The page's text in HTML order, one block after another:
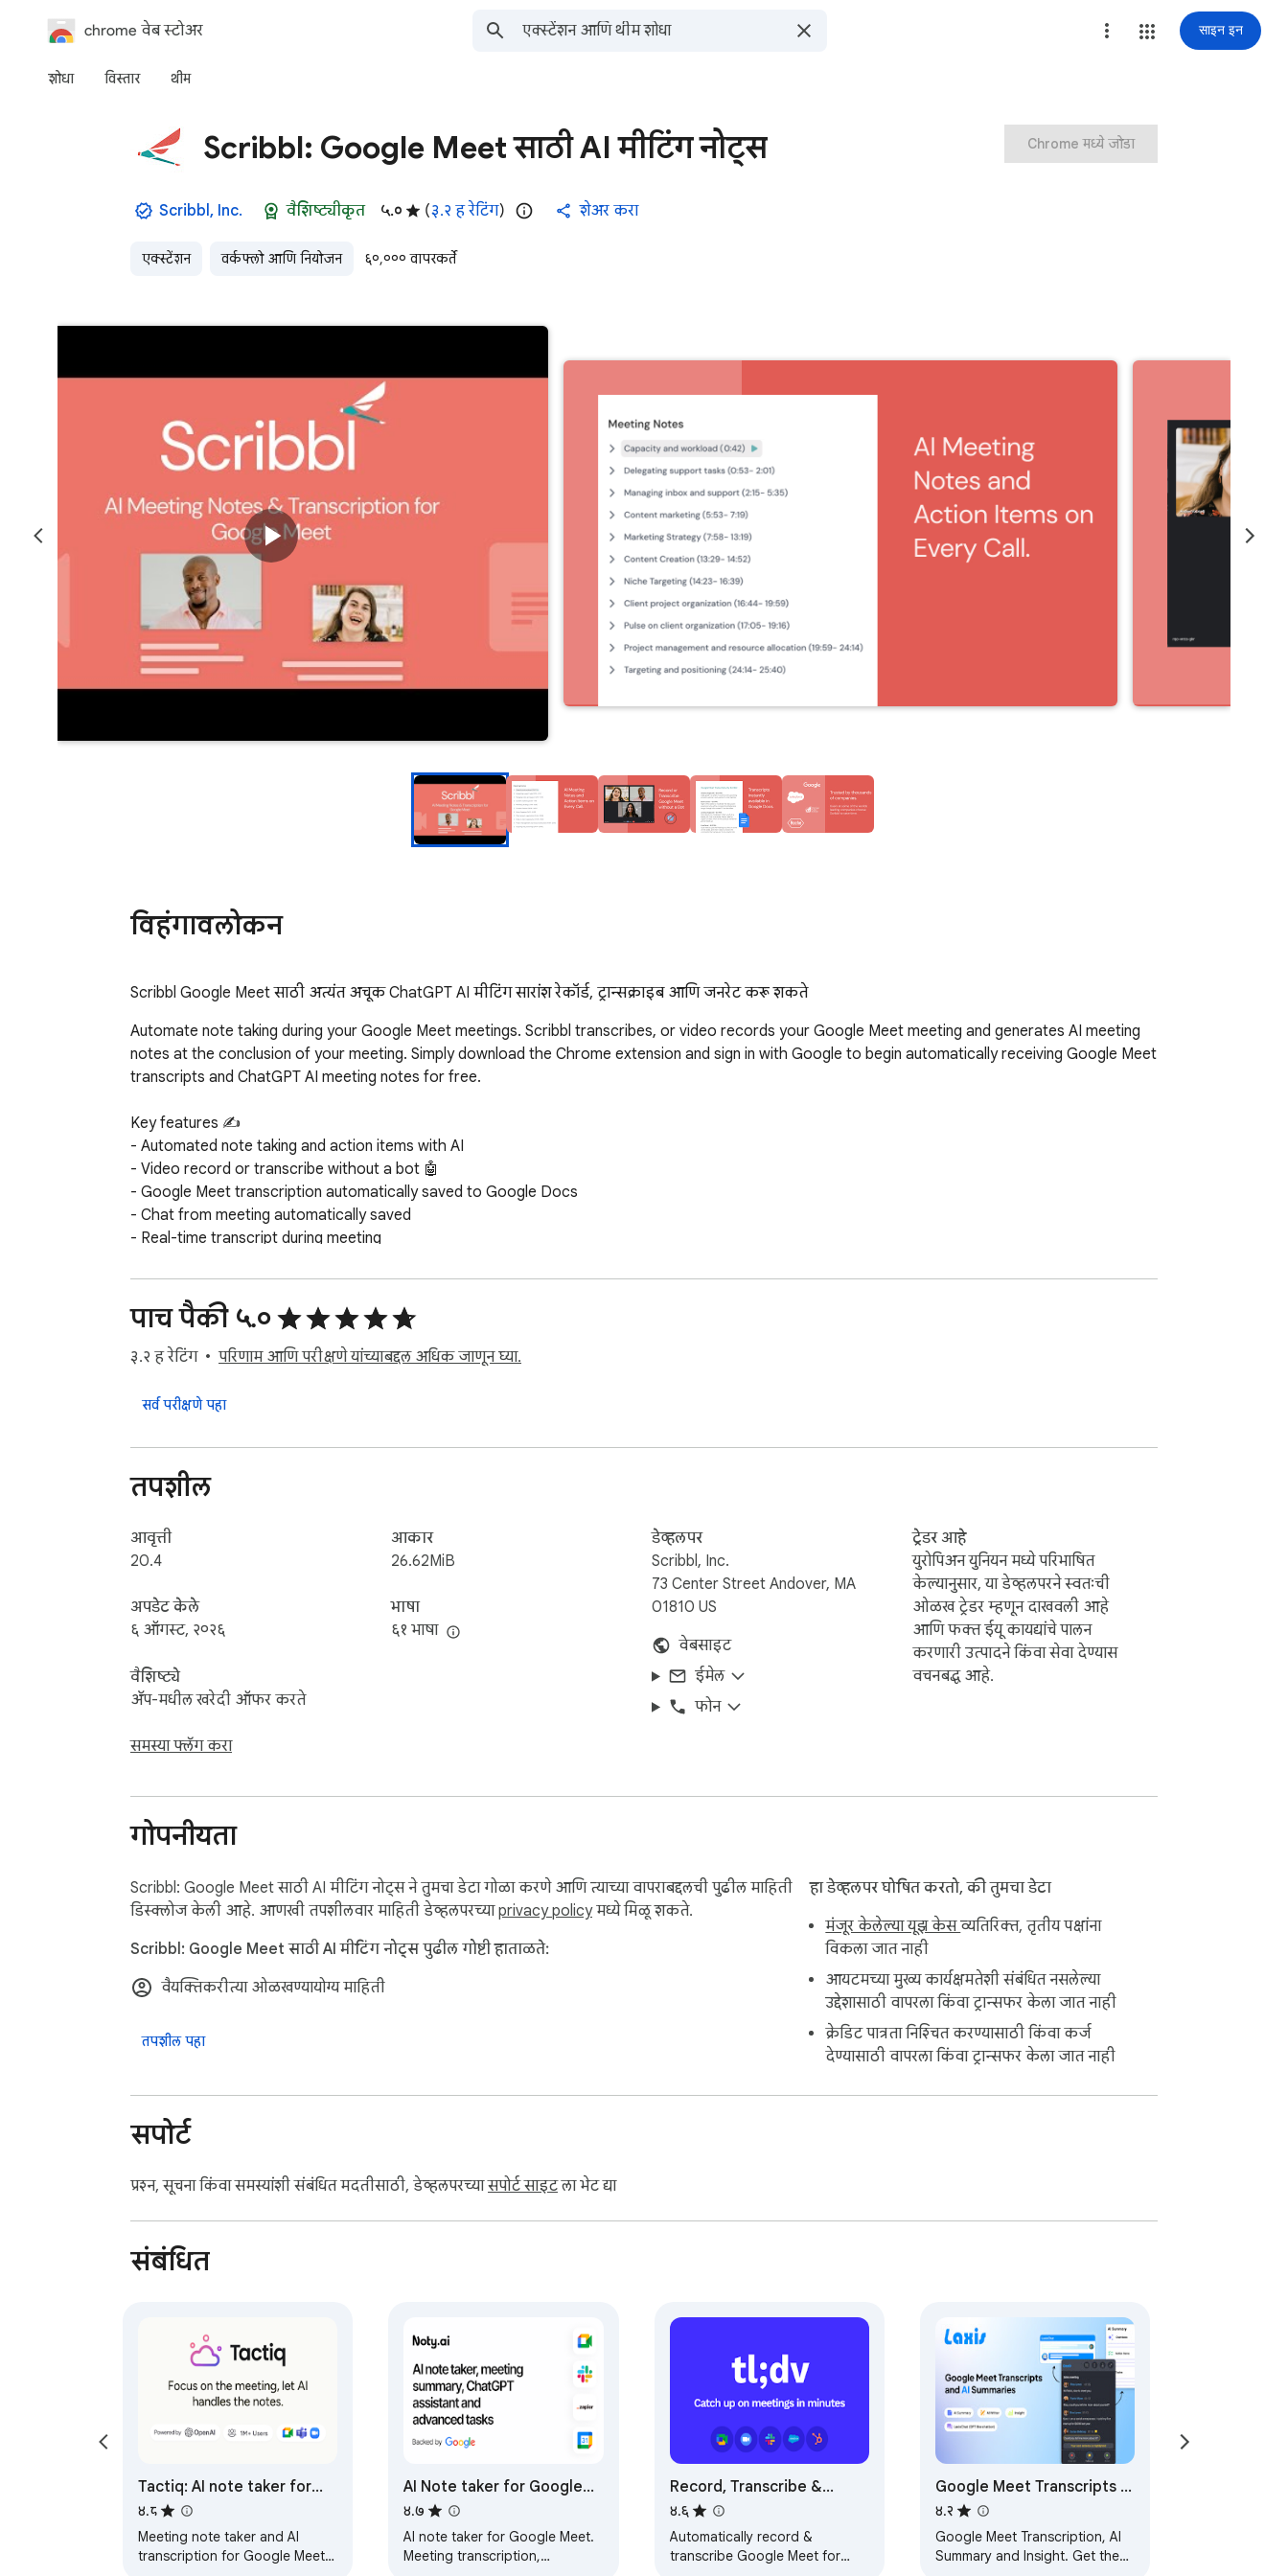
chrome वेब स्टोअर साइन इन
शोधा विस्तार थीम
Scribbl: Google Meet साठी AI मीटिंग नोट्स
Scribbl, Inc. वैशिष्ट्यीकृत ५.० (३.२ ह रेटिंग) शेअर करा
एक्स्टेंशन वर्कफ्लो आणि नियोजन ६०,००० वापरकर्ते
Chrome मध्ये जोडा
विहंगावलोकन
Scribbl Google Meet साठी अत्यंत अचूक ChatGPT AI मीटिंग सारांश रेकॉर्ड, ट्रान्सक्राइब आणि जनरेट करू शकते
Automate note taking during your Google Meet meetings. Scribbl transcribes, or video records your Google Meet meeting and generates AI meeting
notes at the conclusion of your meeting. Simply download the Chrome extension and sign in with Google to begin automatically receiving Google Meet
transcripts and ChatGPT AI meeting notes for free.
Key features ✍️
- Automated note taking and action items with AI
- Video record or transcribe without a bot 🤖
- Google Meet transcription automatically saved to Google Docs
- Chat from meeting automatically saved
- Real-time transcript during meeting
- Find past meetings with ease by searching across meetings
- Build a team library of meetings in Scribbl
- Transcribe in over 40 different languages
- Project Management
- Consulting
- Customer Success
- Support
and many more...
पाच पैकी ५.०
३.२ ह रेटिंग परिणाम आणि परीक्षणे यांच्याबद्दल अधिक जाणून घ्या.
सर्व परीक्षणे पहा
तपशील
आवृत्ती
20.4
अपडेट केले
६ ऑगस्ट, २०२६
वैशिष्ट्ये
ॲप-मधील खरेदी ऑफर करते
समस्या फ्लॅग करा
आकार
26.62MiB
भाषा
६१ भाषा
डेव्हलपर
Scribbl, Inc.
73 Center Street Andover, MA
01810 US
वेबसाइट
ईमेल
फोन
ट्रेडर आहे
युरोपिअन युनियन मध्ये परिभाषित
केल्यानुसार, या डेव्हलपरने स्वतःची
ओळख ट्रेडर म्हणून दाखवली आहे
आणि फक्त ईयू कायद्यांचे पालन
करणारी उत्पादने किंवा सेवा देण्यास
वचनबद्ध आहे.
गोपनीयता
Scribbl: Google Meet साठी AI मीटिंग नोट्स ने तुमचा डेटा गोळा करणे आणि त्याच्या वापराबद्दलची पुढील माहिती
डिस्क्लोज केली आहे. आणखी तपशीलवार माहिती डेव्हलपरच्याprivacy policyमध्ये मिळू शकते.
Scribbl: Google Meet साठी AI मीटिंग नोट्स पुढील गोष्टी हाताळते:
वैयक्तिकरीत्या ओळखण्यायोग्य माहिती
तपशील पहा
हा डेव्हलपर घोषित करतो, की तुमचा डेटा
मंजूर केलेल्या यूझ केसव्यतिरिक्त, तृतीय पक्षांना
विकला जात नाही
आयटमच्या मुख्य कार्यक्षमतेशी संबंधित नसलेल्या
उद्देशासाठी वापरला किंवा ट्रान्सफर केला जात नाही
क्रेडिट पात्रता निश्चित करण्यासाठी किंवा कर्ज
देण्यासाठी वापरला किंवा ट्रान्सफर केला जात नाही
सपोर्ट
प्रश्न, सूचना किंवा समस्यांशी संबंधित मदतीसाठी, डेव्हलपरच्यासपोर्ट साइटला भेट द्या
संबंधित
Tactiq: AI note taker for
Google Meet, Zoom and
MS Teams
४.८
Meeting note taker and AI
transcription for Google Meet,
AI Note taker for Google
Meet, by Noty.ai
४.७
AI note taker for Google Meet.
Meeting transcription,
Record, Transcribe &
ChatGPT/Claude for
Google Meet
४.६
Automatically record &
transcribe Google Meet for
Google Meet Transcripts &
AI Summary
४.२
Google Meet Transcription, AI
Summary and Insight. Get the